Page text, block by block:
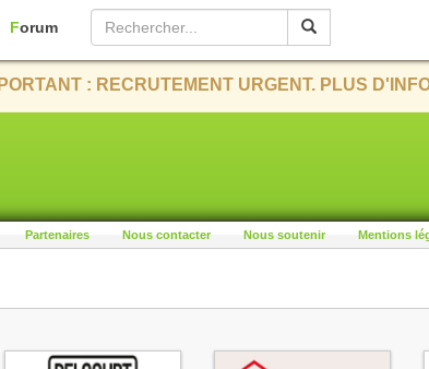
Forum
: RECRUTEMENT URGENT. PLUS
Partenaires Nous contacter Nous soutenir Mentions